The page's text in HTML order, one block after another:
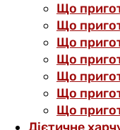
Що
Що
Що
Що
Що
Що
Що